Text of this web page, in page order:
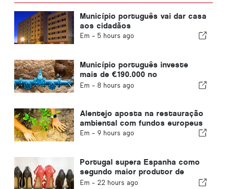
Município português vai dar casa
aos cidadãos
Em - 5 hours ago
Município português investe
mais de €190.000 no
abastecimento de água
Em - 8 hours ago
Alentejo aposta na restauração
ambiental com fundos europeus
Em - 9 hours ago
Portugal supera Espanha como
segundo maior produtor de
calçado da Europa
Em - 22 hours ago